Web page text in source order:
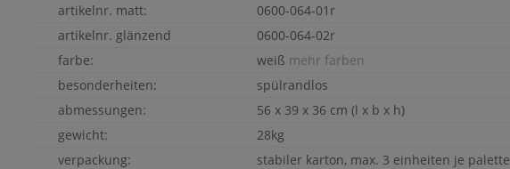
artikelnr. matt:
0600-064-01r
artikelnr. glänzend
0600-064-02r
farbe:
weiß mehr farben
besonderheiten:
spülrandlos
abmessungen:
56 x 39 x 36 cm (l x b x h)
gewicht:
28kg
verpackung:
stabiler karton, max. 3 einheiten je palette